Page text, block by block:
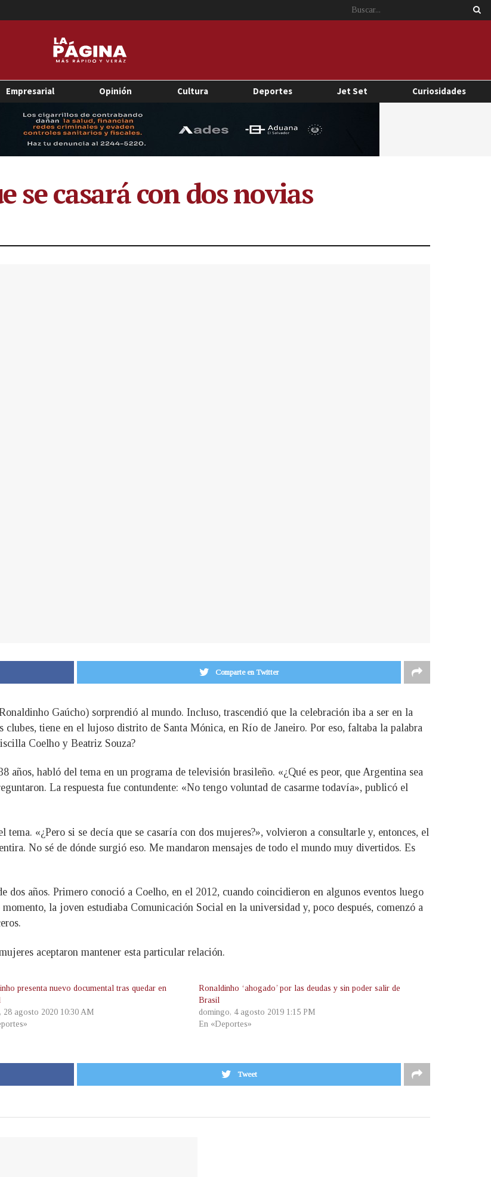
Empresarial Opinión Cultura Deportes Jet Set Curiosidades
se casará con dos novias
Comparte en Twitter
Gaúcho) sorprendió al mundo. Incluso, trascendió que la celebración iba a ser en la
tiene en el lujoso distrito de Santa Mónica, en Río de Janeiro. Por eso, faltaba la palabra
Coelho y Beatriz Souza?
años, habló del tema en un programa de televisión brasileño. «¿Qué es peor, que Argentina sea
La respuesta fue contundente: «No tengo voluntad de casarme todavía», publicó el
«¿Pero si se decía que se casaría con dos mujeres?», volvieron a consultarle y, entonces, el
No sé de dónde surgió eso. Me mandaron mensajes de todo el mundo muy divertidos. Es
dos años. Primero conoció a Coelho, en el 2012, cuando coincidieron en algunos eventos luego
la joven estudiaba Comunicación Social en la universidad y, poco después, comenzó a
aceptaron mantener esta particular relación.
presenta nuevo documental tras quedar en
28 agosto 2020 10:30 AM
Ronaldinho ‘ahogado’ por las deudas y sin poder salir de
Brasil
domingo, 4 agosto 2019 1:15 PM
En «Deportes»
Tweet